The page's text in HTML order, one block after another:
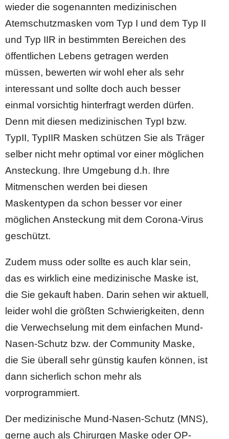
wieder die sogenannten medizinischen
Atemschutzmasken vom Typ I und dem Typ II
und Typ IIR in bestimmten Bereichen des
öffentlichen Lebens getragen werden
müssen, bewerten wir wohl eher als sehr
interessant und sollte doch auch besser
einmal vorsichtig hinterfragt werden dürfen.
Denn mit diesen medizinischen TypI bzw.
TypII, TypIIR Masken schützen Sie als Träger
selber nicht mehr optimal vor einer möglichen
Ansteckung. Ihre Umgebung d.h. Ihre
Mitmenschen werden bei diesen
Maskentypen da schon besser vor einer
möglichen Ansteckung mit dem Corona-Virus
geschützt.
Zudem muss oder sollte es auch klar sein,
das es wirklich eine medizinische Maske ist,
die Sie gekauft haben. Darin sehen wir aktuell,
leider wohl die größten Schwierigkeiten, denn
die Verwechselung mit dem einfachen Mund-
Nasen-Schutz bzw. der Community Maske,
die Sie überall sehr günstig kaufen können, ist
dann sicherlich schon mehr als
vorprogrammiert.
Der medizinische Mund-Nasen-Schutz (MNS),
gerne auch als Chirurgen Maske oder OP-